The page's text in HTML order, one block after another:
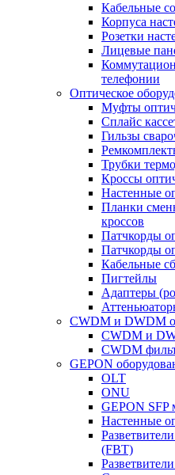
Кабельные
Корпуса
Розетки
Лицевые
телефонии
Оптическое
Муфты
Сплайс
Гильзы
Трубки
Кроссы
Настенные
Планки
кроссов
Патчкорды
Патчкорды
Кабельные
Пигтейлы
Адаптеры
CWDM и DWDM
CWDM и
CWDM
GEPON
OLT
ONU
GEPON SFP
Настенные
(FBT)